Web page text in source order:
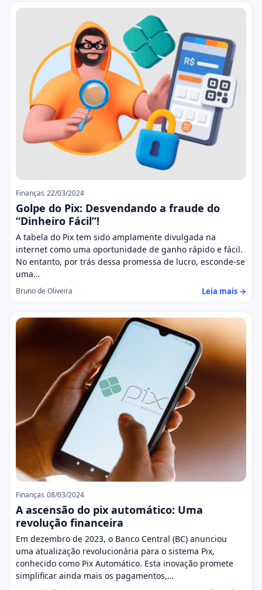
Finanças 22/03/2024
Golpe do Pix: Desvendando a fraude do
“Dinheiro Fácil”!
A tabela do Pix tem sido amplamente divulgada na
internet como uma oportunidade de ganho rápido e fácil.
No entanto, por trás dessa promessa de lucro, esconde-se
uma…
Bruno de Oliveira Leia mais →
Finanças 08/03/2024
A ascensão do pix automático: Uma
revolução financeira
Em dezembro de 2023, o Banco Central (BC) anunciou
uma atualização revolucionária para o sistema Pix,
conhecido como Pix Automático. Esta inovação promete
simplificar ainda mais os pagamentos,…